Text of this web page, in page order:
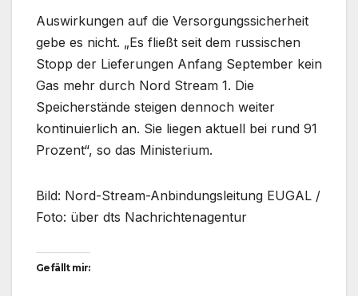
Auswirkungen auf die Versorgungssicherheit
gebe es nicht. „Es fließt seit dem russischen
Stopp der Lieferungen Anfang September kein
Gas mehr durch Nord Stream 1. Die
Speicherstände steigen dennoch weiter
kontinuierlich an. Sie liegen aktuell bei rund 91
Prozent“, so das Ministerium.
Bild: Nord-Stream-Anbindungsleitung EUGAL /
Foto: über dts Nachrichtenagentur
Gefällt mir: